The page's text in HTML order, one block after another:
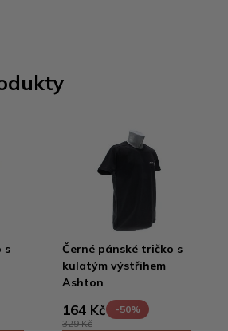
s
Černé pánské tričko s
kulatým výstřihem
Ashton
164 Kč
-50%
329 Kč